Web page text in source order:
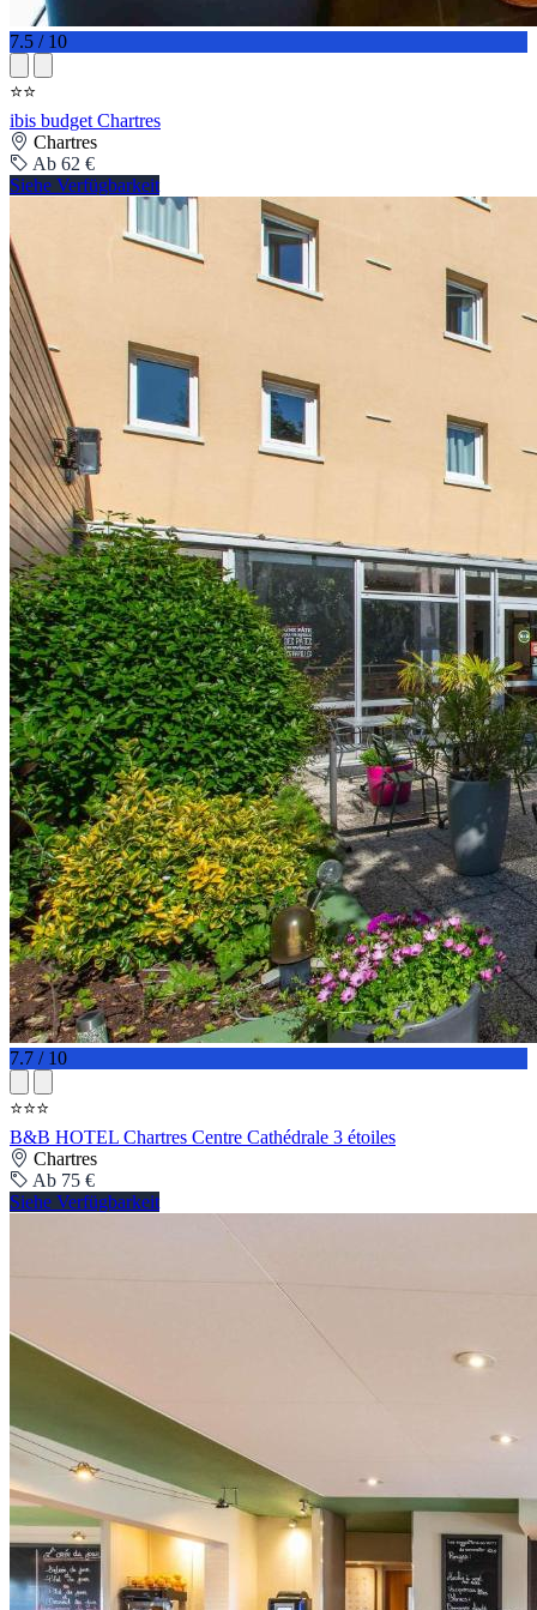
7.5 / 10
⭐⭐
ibis budget Chartres
Chartres
Ab 62 €
Siehe Verfügbarkeit
7.7 / 10
⭐⭐⭐
B&B HOTEL Chartres Centre Cathédrale 3 étoiles
Chartres
Ab 75 €
Siehe Verfügbarkeit